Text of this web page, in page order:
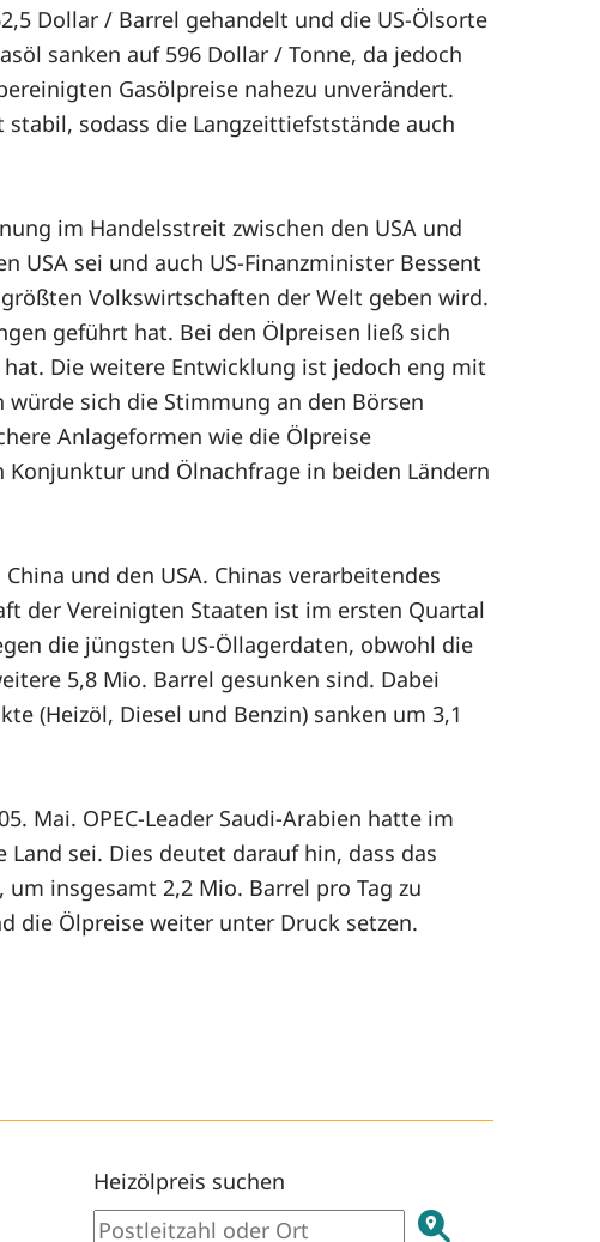
Dollar / Barrel gehandelt und die US-Ölsorte
sanken auf 596 Dollar / Tonne, da jedoch
Gasölpreise nahezu unverändert.
sodass die Langzeittiefststände auch
im Handelsstreit zwischen den USA und
USA sei und auch US-Finanzminister Bessent
Volkswirtschaften der Welt geben wird.
geführt hat. Bei den Ölpreisen ließ sich
Die weitere Entwicklung ist jedoch eng mit
sich die Stimmung an den Börsen
Anlageformen wie die Ölpreise
und Ölnachfrage in beiden Ländern
und den USA. Chinas verarbeitendes
der Vereinigten Staaten ist im ersten Quartal
die jüngsten US-Öllagerdaten, obwohl die
5,8 Mio. Barrel gesunken sind. Dabei
(Heizöl, Diesel und Benzin) sanken um 3,1
Mai. OPEC-Leader Saudi-Arabien hatte im
sei. Dies deutet darauf hin, dass das
insgesamt 2,2 Mio. Barrel pro Tag zu
die Ölpreise weiter unter Druck setzen.
Heizölpreis suchen